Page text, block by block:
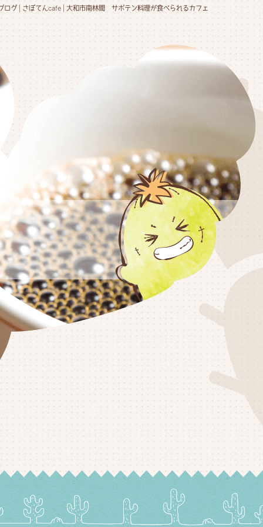
ログ | さぼてんcafe | 大和市南林間 サボテン料理が食べられるカフェ